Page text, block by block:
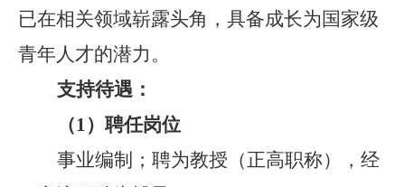
已在相关领域崭露头角，具备成长为国家级
青年人才的潜力。
支持待遇：
（1） 聘任岗位
事业编制；聘为教授 （正高职称）
，经